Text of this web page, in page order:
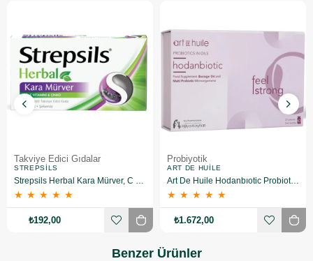
Takviye Edici Gıdalar
STREPSILS
Strepsils Herbal Kara Mürver, C Vitamini Ve Çinko Içeren Şerkersiz Takviye Edici Gıda 16 Pastil
★ ★ ★ ★ ★
₺192,00
Probiyotik
ART DE HUILE
Art De Huile Hodanbıotic Probiotic 5 ml 20'li
★ ★ ★ ★ ★
₺1.672,00
Benzer Ürünler